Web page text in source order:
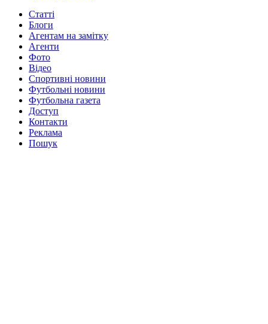
Статті
Блоги
Агентам на замітку
Агенти
Фото
Відео
Спортивні новини
Футбольні новини
Футбольна газета
Доступ
Контакти
Реклама
Пошук